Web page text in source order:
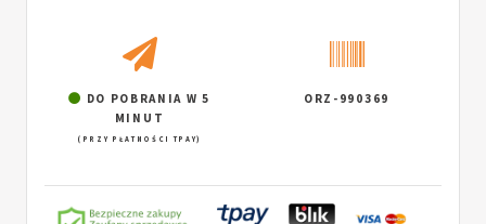
DO POBRANIA W 5
MINUT
(PRZY PŁATNOŚCI TPAY)
ORZ-990369